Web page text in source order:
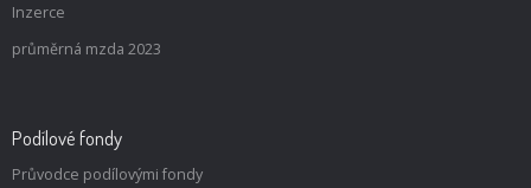
Inzerce
průměrná mzda 2023
Podílové fondy
Průvodce podílovými fondy